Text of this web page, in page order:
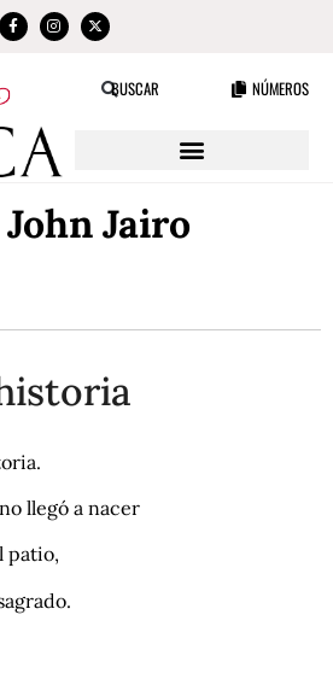
BUSCAR NÚMEROS
Jairo
llegó a nacer
patio,